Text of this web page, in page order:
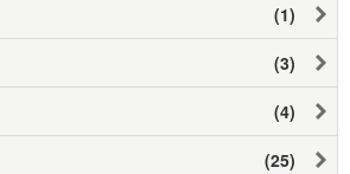
(1)
(3)
(4)
(25)